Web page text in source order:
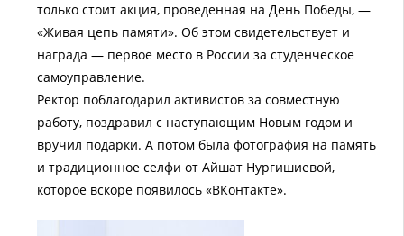
только стоит акция, проведенная на День Победы, —
«Живая цепь памяти». Об этом свидетельствует и
награда — первое место в России за студенческое
самоуправление.
Ректор поблагодарил активистов за совместную
работу, поздравил с наступающим Новым годом и
вручил подарки. А потом была фотография на память
и традиционное селфи от Айшат Нургишиевой,
которое вскоре появилось «ВКонтакте».